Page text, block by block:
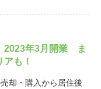
2023年3月開業 ま
も！
却・購入から居住後